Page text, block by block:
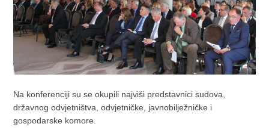
Na konferenciji su se okupili najviši predstavnici sudova,
državnog odvjetništva, odvjetničke, javnobilježničke i
gospodarske komore.